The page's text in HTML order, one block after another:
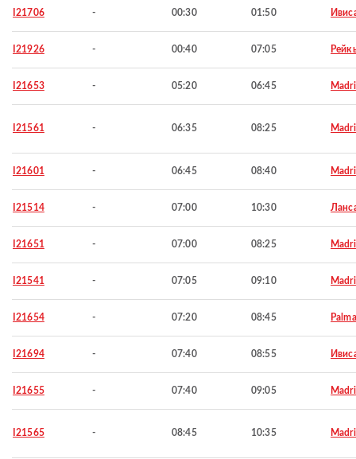
I21706 - 00:30 01:50
I21926 - 00:40 07:05
I21653 - 05:20 06:45
I21561 - 06:35 08:25
I21601 - 06:45 08:40
I21514 - 07:00 10:30
I21651 - 07:00 08:25
I21541 - 07:05 09:10
I21654 - 07:20 08:45
I21694 - 07:40 08:55
I21655 - 07:40 09:05
I21565 - 08:45 10:35